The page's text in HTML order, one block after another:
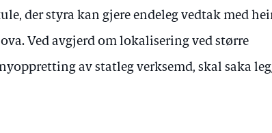
der styra kan gjere endeleg vedtak med
Ved avgjerd om lokalisering ved større
av statleg verksemd, skal saka